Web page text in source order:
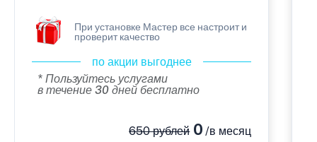
При установке Мастер все настроит и
проверит качество
по акции выгоднее
* Пользуйтесь услугами
в течение 30 дней бесплатно
650 рублей0 /в месяц